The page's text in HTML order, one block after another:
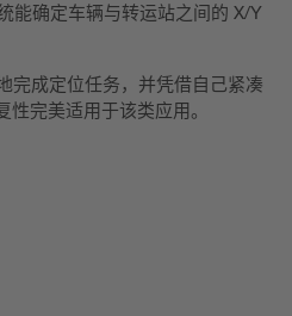
能确定车辆与转运站之间的 X/Y
完成定位任务，并凭借自己紧凑
完美适用于该类应用。